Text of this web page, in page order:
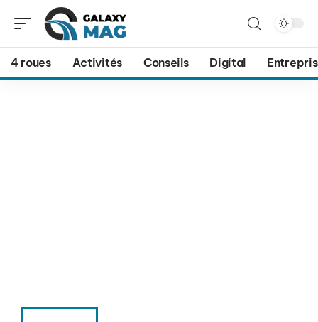
4 roues Activités Conseils Digital